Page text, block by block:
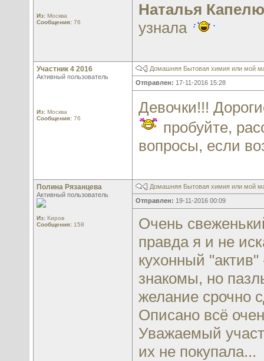
Из: Москва
Сообщения: 76
Наталья
узнала
Участник 4 2016
Активный пользователь
Из: Москва
Сообщения: 76
Домашняя Бытовая химия или мой
Отправлен: 17-11-2016 15:28
Девочки!!!
пробуйте,
вопросы, если
Полина Рязанцева
Активный пользователь
Из: Киров
Сообщения: 158
Домашняя Бытовая химия или мой
Отправлен: 19-11-2016 00:09
Очень
правда я и не
кухонный
знакомы, но
желание срочно
Описано всё
Уважаемый
их не покупала...